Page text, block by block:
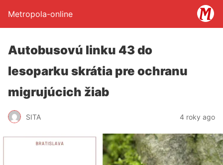
Metropola-online
Autobusovú linku 43 do
lesoparku skrátia pre ochranu
migrujúcich žiab
SITA 4 roky ago